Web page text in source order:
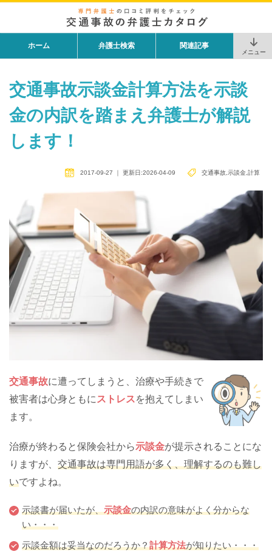
ホーム 弁護士検索 関連記事
メニュー
交通事故示談金計算方法を示談
金の内訳を踏まえ弁護士が解説
します！
｜ 更新日:2026-04-09 交通事故 , 示談金 計算
交通事故に遭ってしまうと、治療や手続きで
被害者は心身ともに ストレスを抱えてしまい
ます。
治療が終わると保険会社から示談金が提示されることにな
りますが、 交通事故は専門用語が多く、理解するのも難し
いですよね。
示談書が届いたが、示談金の内訳の意味がよく分からな
い・・・
示談金額は妥当なのだろうか？計算方法が知りたい・・・